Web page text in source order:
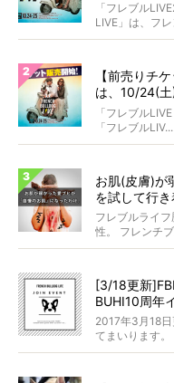
「フレブル
LIVE」は、フ
【前売りチ
は、10/24(
ンプ・前夜
「フレブル
「フレブルLIV...
お肌(皮膚)が
を試して行
フレブルライ
性。 フレンチ
者...
[3/18更新
BUHI10周年
2017年3月18
てまいります